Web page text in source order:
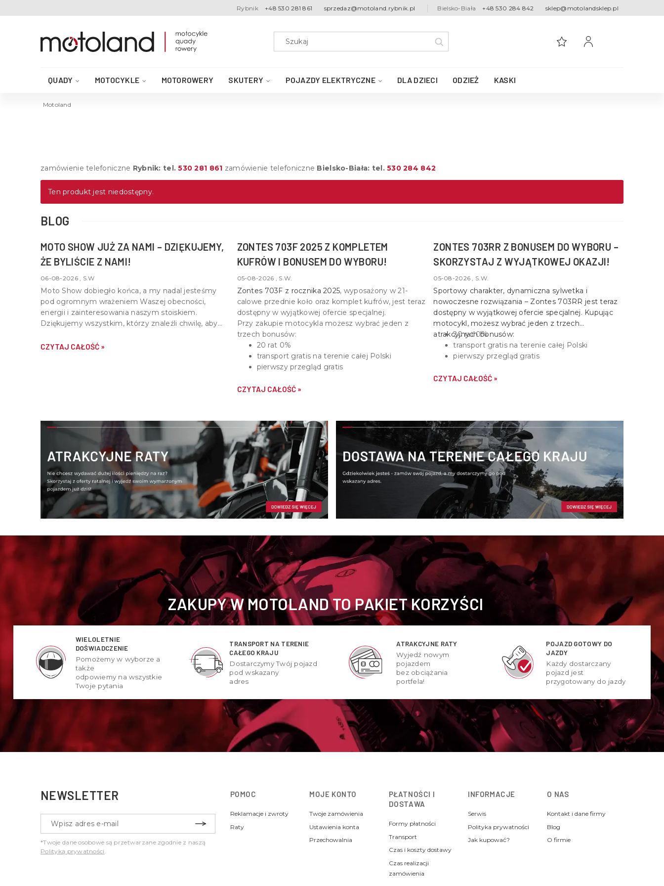
Rybnik +48 530 281 861 sprzedaz@motoland.rybnik.pl Bielsko-Biała +48 530 284 842 sklep@motolandsklep.pl
QUADY MOTOCYKLE MOTOROWERY SKUTERY POJAZDY ELEKTRYCZNE DLA DZIECI ODZIEŻ KASKI
AKCESORIA DO QUADA
Motoland
zamówienie telefoniczne Rybnik: tel.530 281 861 zamówienie telefoniczne Bielsko-Biała: tel.530 284 842
Ten produkt jest niedostępny.
BLOG
MOTO SHOW JUŻ ZA NAMI – DZIĘKUJEMY,
ŻE BYLIŚCIE Z NAMI!
06-08-2026 , S.W
Moto Show dobiegło końca, a my nadal jesteśmy
pod ogromnym wrażeniem Waszej obecności,
energii i zainteresowania naszym stoiskiem.
Dziękujemy wszystkim, którzy znaleźli chwilę, aby
quadach i wspólnej pasji do motoryzacji.
CZYTAJ CAŁOŚĆ »
ZONTES 703F 2025 Z KOMPLETEM
KUFRÓW I BONUSEM DO WYBORU!
05-08-2026 , S.W.
Zontes 703F z rocznika 2025, wyposażony w21-
calowe przednie koło oraz komplet kufrów, jest teraz
dostępny w wyjątkowej ofercie specjalnej.
Przy zakupie motocykla możesz wybrać jeden z
trzech bonusów:
20 rat 0%
transport gratis na terenie całej Polski
pierwszy przegląd gratis
CZYTAJ CAŁOŚĆ »
ZONTES 703RR Z BONUSEM DO WYBORU –
SKORZYSTAJ Z WYJĄTKOWEJ OKAZJI!
05-08-2026 , S.W.
Sportowy charakter, dynamiczna sylwetka i
nowoczesne rozwiązania – Zontes 703RR jest teraz
dostępny w wyjątkowej ofercie specjalnej. Kupując
motocykl, możesz wybrać jeden z trzech
atrakcyjnych bonusów:
20 rat 0%
transport gratis na terenie całej Polski
pierwszy przegląd gratis
CZYTAJ CAŁOŚĆ »
ZAKUPY W MOTOLAND TO PAKIET KORZYŚCI
WIELOLETNIE
DOŚWIADCZENIE
Pomożemy w wyborze a
także
odpowiemy na wszystkie
Twoje pytania
TRANSPORT NA TERENIE
CAŁEGO KRAJU
Dostarczymy Twój pojazd
pod wskazany
adres
ATRAKCYJNE RATY
Wyjedź nowym
pojazdem
bez obciążania
portfela!
POJAZD GOTOWY DO
JAZDY
Każdy dostarczany
pojazd jest
przygotowany do jazdy
NEWSLETTER
*Twoje dane osobowe są przetwarzane zgodnie z naszą
Polityką prywatności .
POMOC
Reklamacje i zwroty
Raty
MOJE KONTO
Twoje zamówienia
Ustawienia konta
Przechowalnia
PŁATNOŚCI I
DOSTAWA
Formy płatności
Transport
Czas i koszty dostawy
Czas realizacji
zamówienia
INFORMACJE
Serwis
Polityka prywatności
Jak kupować?
O NAS
Kontakt i dane firmy
Blog
O firmie